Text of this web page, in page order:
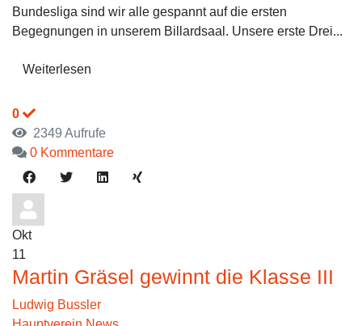
Bundesliga sind wir alle gespannt auf die ersten
Begegnungen in unserem Billardsaal. Unsere erste Drei...
Weiterlesen
0
2349 Aufrufe
0 Kommentare
Okt
11
Martin Gräsel gewinnt die Klasse III
Ludwig Bussler